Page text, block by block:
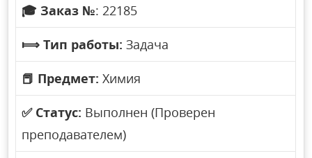
🎓 Заказ №: 22185
⟾ Тип работы: Задача
📕 Предмет: Химия
✅ Статус: Выполнен (Проверен
преподавателем)